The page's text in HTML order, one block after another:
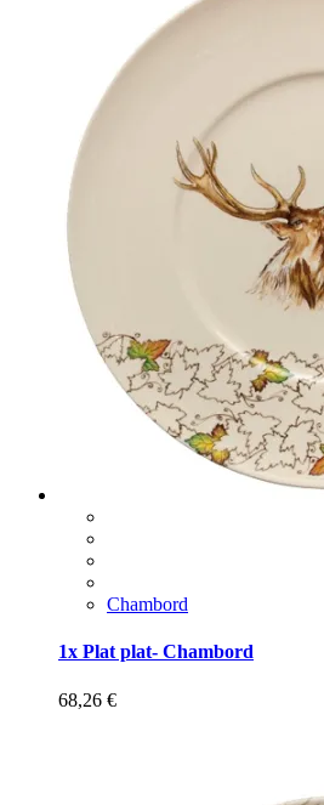
Chambord
1x Plat plat- Chambord
68,26 €